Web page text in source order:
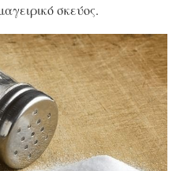
σκεύος.